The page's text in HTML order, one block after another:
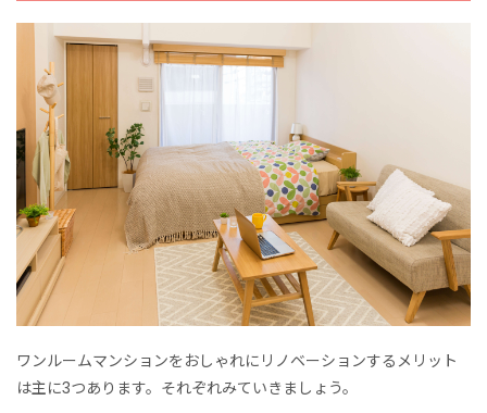
ワンルームマンションをおしゃれにリノベーションするメリット
は主に3つあります。それぞれみていきましょう。